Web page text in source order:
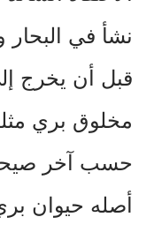
نشأ في البحار
قبل أن يخرج
مخلوق بري
حسب آخر
أصله حيوان